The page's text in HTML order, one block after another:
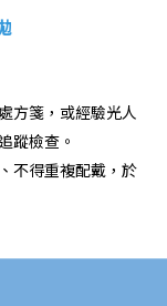
方箋，或經驗光人
蹤檢查。
不得重複配戴，於